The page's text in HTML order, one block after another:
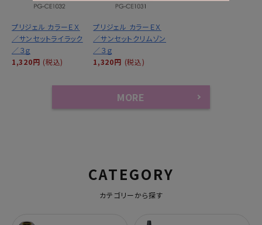
プリジェル カラーＥＸ
／サンセットライラック
／３ｇ
1,320円 (税込)
プリジェル カラーＥＸ
／サンセットクリムゾン
／３ｇ
1,320円 (税込)
MORE
CATEGORY
カテゴリーから探す